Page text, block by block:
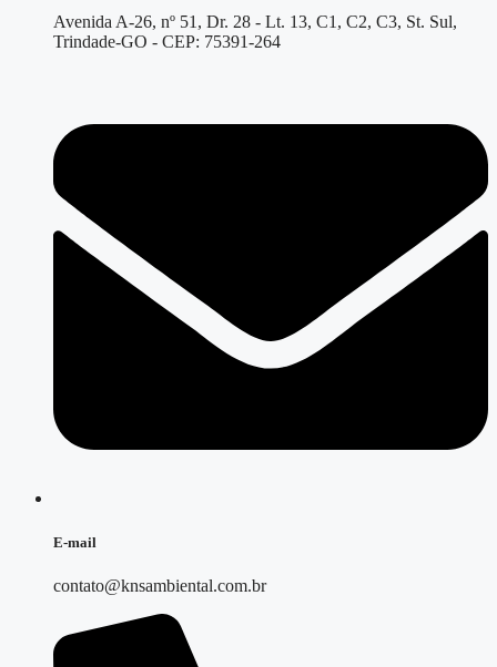
Avenida A-26, nº 51, Dr. 28 - Lt. 13, C1, C2, C3, St. Sul,
Trindade-GO - CEP: 75391-264
E-mail
contato@knsambiental.com.br